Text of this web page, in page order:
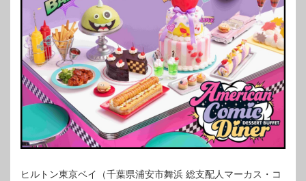
ヒルトン東京ベイ（千葉県浦安市舞浜 総支配人マーカス・コ